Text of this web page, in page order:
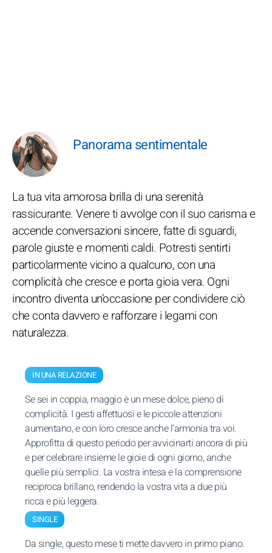
Panorama sentimentale
La tua vita amorosa brilla di una serenità
rassicurante. Venere ti avvolge con il suo carisma e
accende conversazioni sincere, fatte di sguardi,
parole giuste e momenti caldi. Potresti sentirti
particolarmente vicino a qualcuno, con una
complicità che cresce e porta gioia vera. Ogni
incontro diventa un’occasione per condividere ciò
che conta davvero e rafforzare i legami con
naturalezza.
IN UNA RELAZIONE
Se sei in coppia, maggio è un mese dolce, pieno di
complicità. I gesti affettuosi e le piccole attenzioni
aumentano, e con loro cresce anche l’armonia tra voi.
Approfitta di questo periodo per avvicinarti ancora di più
e per celebrare insieme le gioie di ogni giorno, anche
quelle più semplici. La vostra intesa e la comprensione
reciproca brillano, rendendo la vostra vita a due più
ricca e più leggera.
SINGLE
Da single, questo mese ti mette davvero in primo piano.